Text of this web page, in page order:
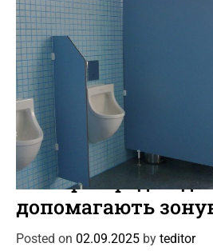
a
t
e
g
Новини Цікаве
Як перегородки
допомагають
і знизити рівень
Posted on 02.09.2025 by teditor